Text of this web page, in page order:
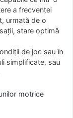
a frecvenţei
urmată de o
stare optimă
de joc sau în
simplificate, sau
motrice